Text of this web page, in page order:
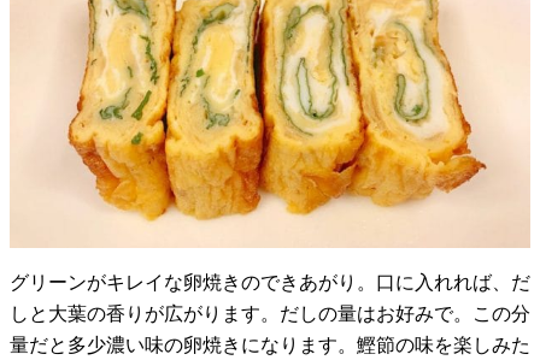
グリーンがキレイな卵焼きのできあがり。口に入れれば、だ
しと大葉の香りが広がります。だしの量はお好みで。この分
量だと多少濃い味の卵焼きになります。鰹節の味を楽しみた